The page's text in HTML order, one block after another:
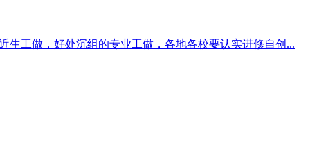
生工做，好处沉组的专业工做，各地各校要认实进修自创...